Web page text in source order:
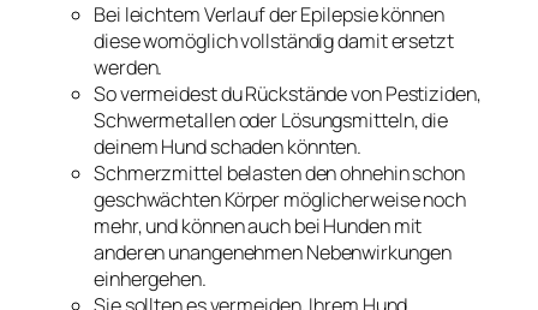
Bei leichtem Verlauf der Epilepsie können
diese womöglich vollständig damit ersetzt
werden.
So vermeidest du Rückstände von Pestiziden,
Schwermetallen oder Lösungsmitteln, die
deinem Hund schaden könnten.
Schmerzmittel belasten den ohnehin schon
geschwächten Körper möglicherweise noch
mehr, und können auch bei Hunden mit
anderen unangenehmen Nebenwirkungen
einhergehen.